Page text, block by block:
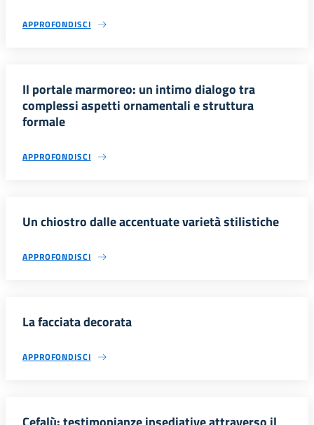
APPROFONDISCI
Il portale marmoreo: un intimo dialogo tra
complessi aspetti ornamentali e struttura
formale
APPROFONDISCI
Un chiostro dalle accentuate varietà stilistiche
APPROFONDISCI
La facciata decorata
APPROFONDISCI